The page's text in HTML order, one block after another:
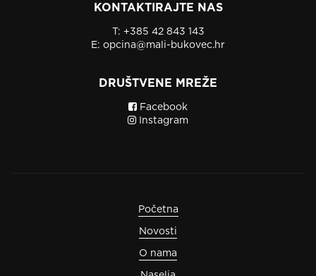
KONTAKTIRAJTE NAS
T: +385 42 843 143
E: opcina@mali-bukovec.hr
DRUŠTVENE MREŽE
Facebook
Instagram
Početna
Novosti
O nama